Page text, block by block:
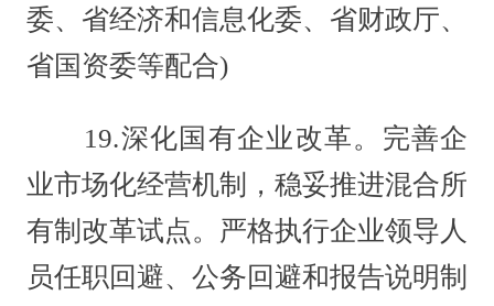
委、省经济和信息化委、省财政厅、
省国资委等配合)
19.深化国有企业改革。完善企
业市场化经营机制，稳妥推进混合所
有制改革试点。严格执行企业领导人
员任职回避、公务回避和报告说明制